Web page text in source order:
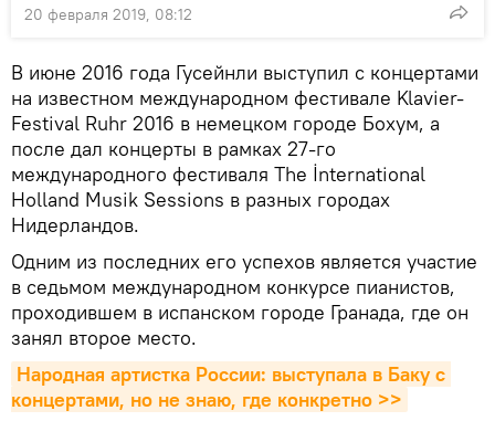
20 февраля 2019, 08:12
В июне 2016 года Гусейнли выступил с концертами
на известном международном фестивале Klavier-
Festival Ruhr 2016 в немецком городе Бохум, а
после дал концерты в рамках 27-го
международного фестиваля The İnternational
Holland Musik Sessions в разных городах
Нидерландов.
Одним из последних его успехов является участие
в седьмом международном конкурсе пианистов,
проходившем в испанском городе Гранада, где он
занял второе место.
Народная артистка России: выступала в Баку с
концертами, но не знаю, где конкретно >>